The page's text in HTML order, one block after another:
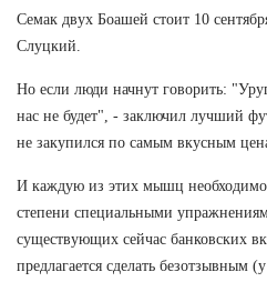
Семак двух Боашей стоит 10
Слуцкий.
Но если люди начнут говорить:
нас не будет", - заключил лучший
не закупился по самым вкусным
И каждую из этих мышц
степени специальными
существующих сейчас банковских
предлагается сделать безотзывным